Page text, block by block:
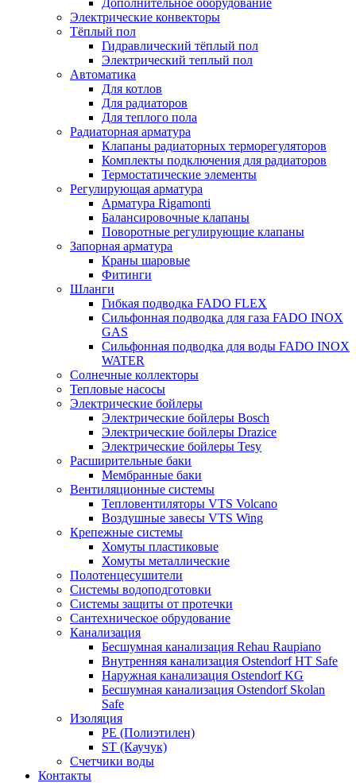
Дополнительное оборудование
Электрические конвекторы
Тёплый пол
Гидравлический тёплый пол
Электрический теплый пол
Автоматика
Для котлов
Для радиаторов
Для теплого пола
Радиаторная арматура
Клапаны радиаторных терморегуляторов
Комплекты подключения для радиаторов
Термостатические элементы
Регулирующая арматура
Арматура Rigamonti
Балансировочные клапаны
Поворотные регулирующие клапаны
Запорная арматура
Краны шаровые
Фитинги
Шланги
Гибкая подводка FADO FLEX
Сильфонная подводка для газа FADO INOX
GAS
Сильфонная подводка для воды FADO INOX
WATER
Солнечные коллекторы
Тепловые насосы
Электрические бойлеры
Электрические бойлеры Bosch
Электрические бойлеры Drazice
Электрические бойлеры Tesy
Расширительные баки
Мембранные баки
Вентиляционные системы
Тепловентиляторы VTS Volcano
Воздушные завесы VTS Wing
Крепежные системы
Хомуты пластиковые
Хомуты металлические
Полотенцесушители
Системы водоподготовки
Системы защиты от протечки
Сантехническое обрудование
Канализация
Бесшумная канализация Rehau Raupiano
Внутренняя канализация Ostendorf HT Safe
Наружная канализация Ostendorf KG
Бесшумная канализация Ostendorf Skolan
Safe
Изоляция
PE (Полиэтилен)
ST (Каучук)
Счетчики воды
Контакты